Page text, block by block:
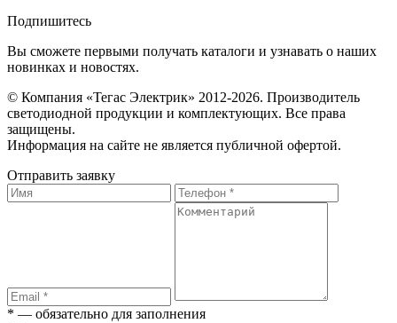
Подпишитесь
Вы сможете первыми получать каталоги и узнавать о наших
новинках и новостях.
© Компания «Тегас Электрик» 2012-2026. Производитель
светодиодной продукции и комплектующих. Все права
защищены.
Информация на сайте не является публичной офертой.
Отправить заявку
* — обязательно для заполнения